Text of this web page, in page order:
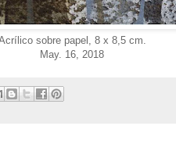
sobre papel, 8 x 8,5 cm.
May. 16, 2018